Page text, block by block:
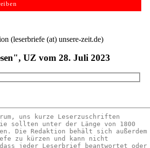
(leserbriefe (at) unsere-zeit.de)
UZ vom 28. Juli 2023